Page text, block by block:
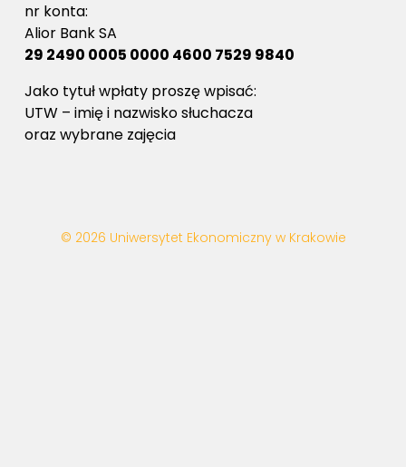
nr konta:
Alior Bank SA
29 2490 0005 0000 4600 7529 9840
Jako tytuł wpłaty proszę wpisać:
UTW – imię i nazwisko słuchacza
oraz wybrane zajęcia
© 2026 Uniwersytet Ekonomiczny w Krakowie